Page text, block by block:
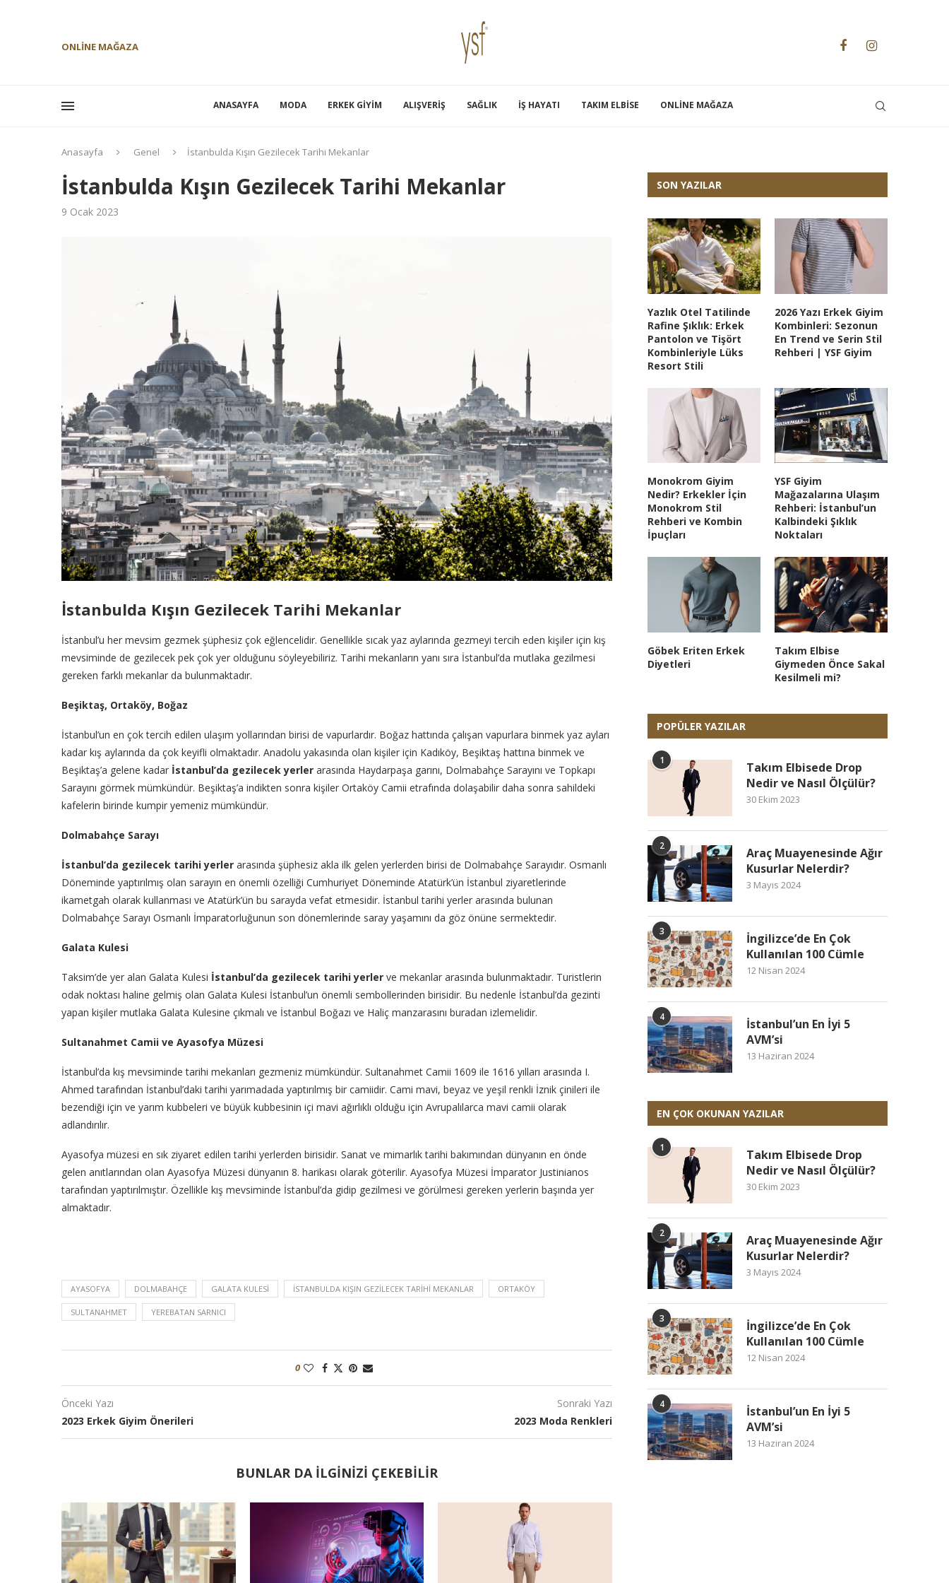
ONLINE MAĞAZA
ANASAYFA MODA ERKEK GIYIM ALIŞVERIŞ SAĞLIK İŞ HAYATI TAKIM ELBISE ONLINE MAĞAZA
Anasayfa Genel İstanbulda Kışın Gezilecek Tarihi Mekanlar
İstanbulda Kışın Gezilecek Tarihi Mekanlar
9 Ocak 2023
İstanbulda Kışın Gezilecek Tarihi Mekanlar
İstanbul’u her mevsim gezmek şüphesiz çok eğlencelidir. Genellikle sıcak yaz aylarında gezmeyi tercih eden kişiler için kış
mevsiminde de gezilecek pek çok yer olduğunu söyleyebiliriz. Tarihi mekanların yanı sıra İstanbul’da mutlaka gezilmesi
gereken farklı mekanlar da bulunmaktadır.
Beşiktaş, Ortaköy, Boğaz
İstanbul’un en çok tercih edilen ulaşım yollarından birisi de vapurlardır. Boğaz hattında çalışan vapurlara binmek yaz ayları
kadar kış aylarında da çok keyifli olmaktadır. Anadolu yakasında olan kişiler için Kadıköy, Beşiktaş hattına binmek ve
Beşiktaş’a gelene kadar İstanbul’da gezilecek yerler arasında Haydarpaşa garını, Dolmabahçe Sarayını ve Topkapı
Sarayını görmek mümkündür. Beşiktaş’a indikten sonra kişiler Ortaköy Camii etrafında dolaşabilir daha sonra sahildeki
kafelerin birinde kumpir yemeniz mümkündür.
Dolmabahçe Sarayı
İstanbul’da gezilecek tarihi yerler arasında şüphesiz akla ilk gelen yerlerden birisi de Dolmabahçe Sarayıdır. Osmanlı
Döneminde yaptırılmış olan sarayın en önemli özelliği Cumhuriyet Döneminde Atatürk’ün İstanbul ziyaretlerinde
ikametgah olarak kullanması ve Atatürk’ün bu sarayda vefat etmesidir. İstanbul tarihi yerler arasında bulunan
Dolmabahçe Sarayı Osmanlı İmparatorluğunun son dönemlerinde saray yaşamını da göz önüne sermektedir.
Galata Kulesi
Taksim’de yer alan Galata Kulesi İstanbul’da gezilecek tarihi yerler ve mekanlar arasında bulunmaktadır. Turistlerin
odak noktası haline gelmiş olan Galata Kulesi İstanbul’un önemli sembollerinden birisidir. Bu nedenle İstanbul’da gezinti
yapan kişiler mutlaka Galata Kulesine çıkmalı ve İstanbul Boğazı ve Haliç manzarasını buradan izlemelidir.
Sultanahmet Camii ve Ayasofya Müzesi
İstanbul’da kış mevsiminde tarihi mekanları gezmeniz mümkündür. Sultanahmet Camii 1609 ile 1616 yılları arasında I.
Ahmed tarafından İstanbul’daki tarihi yarımadada yaptırılmış bir camiidir. Cami mavi, beyaz ve yeşil renkli İznik çinileri ile
bezendiği için ve yarım kubbeleri ve büyük kubbesinin içi mavi ağırlıklı olduğu için Avrupalılarca mavi camii olarak
adlandırılır.
Ayasofya müzesi en sık ziyaret edilen tarihi yerlerden birisidir. Sanat ve mimarlık tarihi bakımından dünyanın en önde
gelen anıtlarından olan Ayasofya Müzesi dünyanın 8. harikası olarak göterilir. Ayasofya Müzesi İmparator Justinianos
tarafından yaptırılmıştır. Özellikle kış mevsiminde İstanbul’da gidip gezilmesi ve görülmesi gereken yerlerin başında yer
almaktadır.
AYASOFYA DOLMABAHÇE GALATA KULESI İSTANBULDA KIŞIN GEZILECEK TARIHI MEKANLAR ORTAKÖY
SULTANAHMET YEREBATAN SARNICI
0
Önceki Yazı
2023 Erkek Giyim Önerileri
Sonraki Yazı
2023 Moda Renkleri
BUNLAR DA ILGINIZI ÇEKEBILIR
SON YAZILAR
Yazlık Otel Tatilinde
Rafine Şıklık: Erkek
Pantolon ve Tişört
Kombinleriyle Lüks
Resort Stili
2026 Yazı Erkek Giyim
Kombinleri: Sezonun
En Trend ve Serin Stil
Rehberi | YSF Giyim
Monokrom Giyim
Nedir? Erkekler İçin
Monokrom Stil
Rehberi ve Kombin
İpuçları
YSF Giyim
Mağazalarına Ulaşım
Rehberi: İstanbul’un
Kalbindeki Şıklık
Noktaları
Göbek Eriten Erkek
Diyetleri
Takım Elbise
Giymeden Önce Sakal
Kesilmeli mi?
POPÜLER YAZILAR
1
Takım Elbisede Drop
Nedir ve Nasıl Ölçülür?
30 Ekim 2023
2
Araç Muayenesinde Ağır
Kusurlar Nelerdir?
3 Mayıs 2024
3
İngilizce’de En Çok
Kullanılan 100 Cümle
12 Nisan 2024
4
İstanbul’un En İyi 5
AVM’si
13 Haziran 2024
EN ÇOK OKUNAN YAZILAR
1
Takım Elbisede Drop
Nedir ve Nasıl Ölçülür?
30 Ekim 2023
2
Araç Muayenesinde Ağır
Kusurlar Nelerdir?
3 Mayıs 2024
3
İngilizce’de En Çok
Kullanılan 100 Cümle
12 Nisan 2024
4
İstanbul’un En İyi 5
AVM’si
13 Haziran 2024